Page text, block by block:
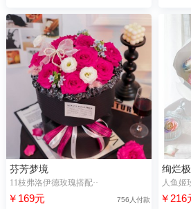
芬芳梦境
11枝弗洛伊德玫瑰搭配··
￥169元 756人付款
绚烂
人鱼姬
￥216